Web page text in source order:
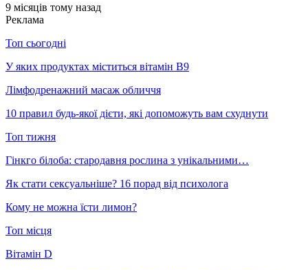
9 місяців тому назад
Реклама
Топ сьогодні
У яких продуктах міститься вітамін В9
Лімфодренажний масаж обличчя
10 правил будь-якої дієти, які допоможуть вам схуднути
Топ тижня
Гінкго білоба: стародавня рослина з унікальними…
Як стати сексуальніше? 16 порад від психолога
Кому не можна їсти лимон?
Топ місця
Вітамін D